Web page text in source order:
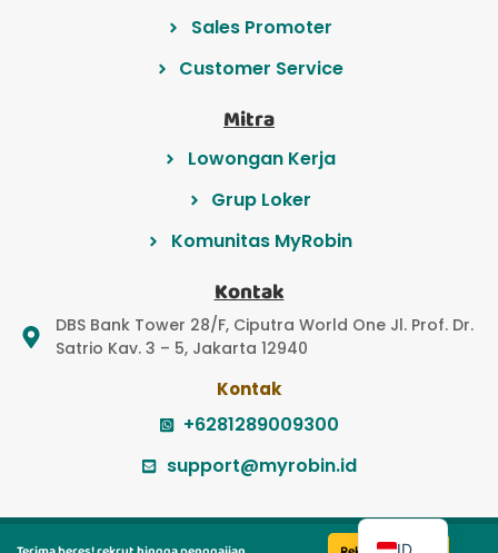
Sales Promoter
Customer Service
Mitra
Lowongan Kerja
Grup Loker
Komunitas MyRobin
Kontak
DBS Bank Tower 28/F, Ciputra World One Jl. Prof. Dr.
Satrio Kav. 3 – 5, Jakarta 12940
Kontak
+6281289009300
support@myrobin.id
© 2022 PT Myrobin Indonesia Teknologi
ID